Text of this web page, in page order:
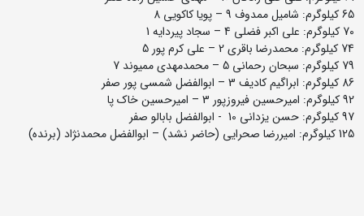
65 کیلوگرم: شامیل ممدوف 9 – پویا کاکویی 8
70 کیلوگرم: علی اکبر فضلی 4 – سجاد پیردایه 1
74 کیلوگرم: محمدرضا باقری 2 – علی کرم پور 5
79 کیلوگرم: سبحان رحمانی 5 – محمدمهدی ممیوند 7
86 کیلوگرم: ابراگیم کادیف 3 – ابوالفضل شمسی پور صفر
92 کیلوگرم: امیرحسین فیروزپور 3 – امیرحسین خاک پا
97 کیلوگرم: حسن یزدانی 10 - ابوالفضل بابالو صفر
125 کیلوگرم: امیررضا صحرایی (حاضر نشد) – ابوالفضل محمدنژاد (برنده)